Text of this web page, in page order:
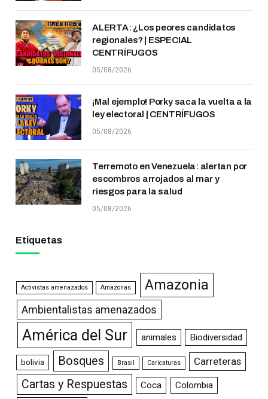
ALERTA: ¿Los peores candidatos
regionales? | ESPECIAL
CENTRÍFUGOS
05/08/2026
¡Mal ejemplo! Porky saca la vuelta a la
ley electoral | CENTRÍFUGOS
05/08/2026
Terremoto en Venezuela: alertan por
escombros arrojados al mar y
riesgos para la salud
05/08/2026
Etiquetas
Activistas amenazados Amazonas Amazonia
Ambientalistas amenazados
América del Sur animales Biodiversidad
bolivia Bosques Brasil Caricaturas Carreteras
Cartas y Respuestas Coca Colombia